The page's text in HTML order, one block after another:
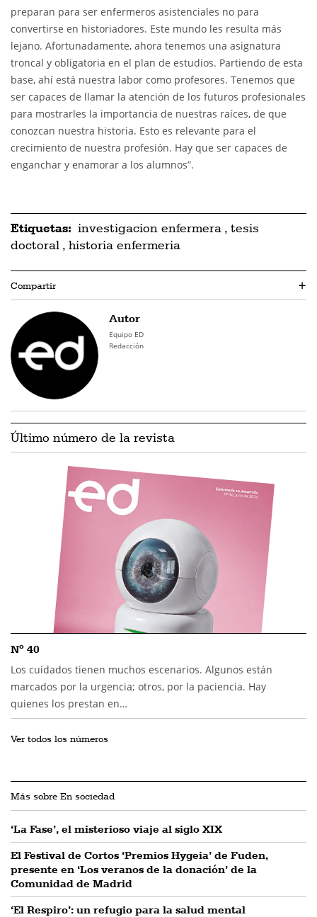
preparan para ser enfermeros asistenciales no para
convertirse en historiadores. Este mundo les resulta más
lejano. Afortunadamente, ahora tenemos una asignatura
troncal y obligatoria en el plan de estudios. Partiendo de esta
base, ahí está nuestra labor como profesores. Tenemos que
ser capaces de llamar la atención de los futuros profesionales
para mostrarles la importancia de nuestras raíces, de que
conozcan nuestra historia. Esto es relevante para el
crecimiento de nuestra profesión. Hay que ser capaces de
enganchar y enamorar a los alumnos”.
Etiquetas: investigacion enfermera , tesis
doctoral , historia enfermeria
Compartir +
Autor
Equipo ED
Redacción
Último número de la revista
Nº 40
Los cuidados tienen muchos escenarios. Algunos están
marcados por la urgencia; otros, por la paciencia. Hay
quienes los prestan en…
Ver todos los números
Más sobre En sociedad
‘La Fase’, el misterioso viaje al siglo XIX
El Festival de Cortos ‘Premios Hygeia’ de Fuden,
presente en ‘Los veranos de la donación’ de la
Comunidad de Madrid
‘El Respiro’: un refugio para la salud mental